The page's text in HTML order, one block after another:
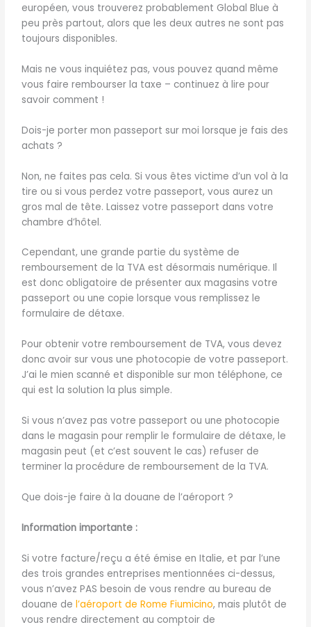
européen, vous trouverez probablement Global Blue à
peu près partout, alors que les deux autres ne sont pas
toujours disponibles.
Mais ne vous inquiétez pas, vous pouvez quand même
vous faire rembourser la taxe – continuez à lire pour
savoir comment !
Dois-je porter mon passeport sur moi lorsque je fais des
achats ?
Non, ne faites pas cela. Si vous êtes victime d’un vol à la
tire ou si vous perdez votre passeport, vous aurez un
gros mal de tête. Laissez votre passeport dans votre
chambre d’hôtel.
Cependant, une grande partie du système de
remboursement de la TVA est désormais numérique. Il
est donc obligatoire de présenter aux magasins votre
passeport ou une copie lorsque vous remplissez le
formulaire de détaxe.
Pour obtenir votre remboursement de TVA, vous devez
donc avoir sur vous une photocopie de votre passeport.
J’ai le mien scanné et disponible sur mon téléphone, ce
qui est la solution la plus simple.
Si vous n’avez pas votre passeport ou une photocopie
dans le magasin pour remplir le formulaire de détaxe, le
magasin peut (et c’est souvent le cas) refuser de
terminer la procédure de remboursement de la TVA.
Que dois-je faire à la douane de l’aéroport ?
Information importante :
Si votre facture/reçu a été émise en Italie, et par l’une
des trois grandes entreprises mentionnées ci-dessus,
vous n’avez PAS besoin de vous rendre au bureau de
douane del’aéroport de Rome Fiumicino, mais plutôt de
vous rendre directement au comptoir de